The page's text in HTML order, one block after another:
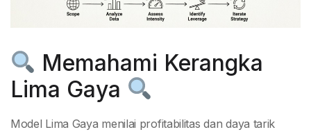
Memahami Kerangka
Lima Gaya
Model Lima Gaya menilai profitabilitas dan daya tarik